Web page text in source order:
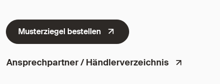
Musterziegel bestellen
Ansprechpartner / Händlerverzeichnis